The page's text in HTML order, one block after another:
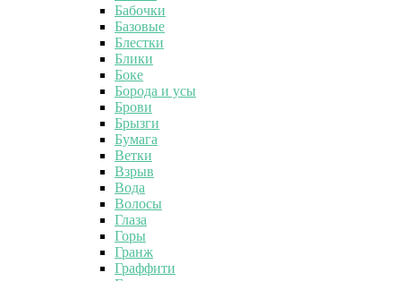
Бабочки
Базовые
Блестки
Блики
Боке
Борода и усы
Брови
Брызги
Бумага
Ветки
Взрыв
Вода
Волосы
Глаза
Горы
Гранж
Граффити